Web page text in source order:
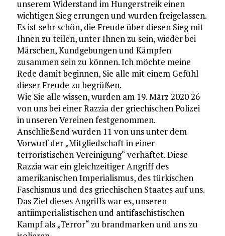
unserem Widerstand im Hungerstreik einen
wichtigen Sieg errungen und wurden freigelassen.
Es ist sehr schön, die Freude über diesen Sieg mit
Ihnen zu teilen, unter Ihnen zu sein, wieder bei
Märschen, Kundgebungen und Kämpfen
zusammen sein zu können. Ich möchte meine
Rede damit beginnen, Sie alle mit einem Gefühl
dieser Freude zu begrüßen.
Wie Sie alle wissen, wurden am 19. März 2020 26
von uns bei einer Razzia der griechischen Polizei
in unseren Vereinen festgenommen.
Anschließend wurden 11 von uns unter dem
Vorwurf der „Mitgliedschaft in einer
terroristischen Vereinigung“ verhaftet. Diese
Razzia war ein gleichzeitiger Angriff des
amerikanischen Imperialismus, des türkischen
Faschismus und des griechischen Staates auf uns.
Das Ziel dieses Angriffs war es, unseren
antiimperialistischen und antifaschistischen
Kampf als „Terror“ zu brandmarken und uns zu